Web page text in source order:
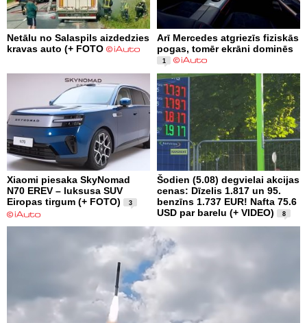
Netālu no Salaspils aizdedzies
kravas auto (+ FOTO
Arī Mercedes atgriezīs fiziskās
pogas, tomēr ekrāni dominēs
1
Xiaomi piesaka SkyNomad
N70 EREV – luksusa SUV
Eiropas tirgum (+ FOTO)
3
Šodien (5.08) degvielai akcijas
cenas: Dīzelis 1.817 un 95.
benzīns 1.737 EUR! Nafta 75.6
USD par barelu (+ VIDEO)
8